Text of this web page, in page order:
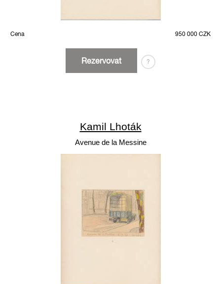
Cena 950 000 CZK
Rezervovat ?
Kamil Lhoták
Avenue de la Messine